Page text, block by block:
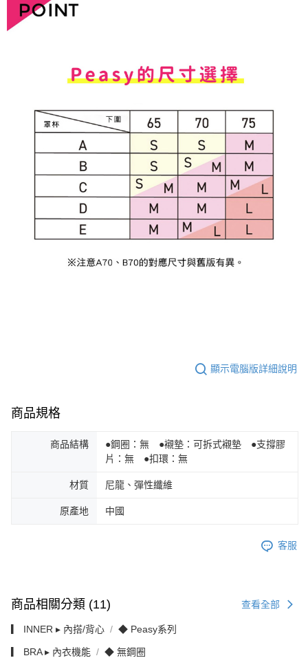
顯示電腦版詳細說明
商品規格
商品結構
●鋼圈：無 ●襯墊：可拆式襯墊 ●支撐膠
片：無 ●扣環：無
材質 尼龍、彈性纖維
原產地 中國
客服
商品相關分類 (11) 查看全部
▎ INNER ▸ 內搭/背心 ◆ Peasy系列
▎ BRA ▸ 內衣機能 ◆ 無鋼圈